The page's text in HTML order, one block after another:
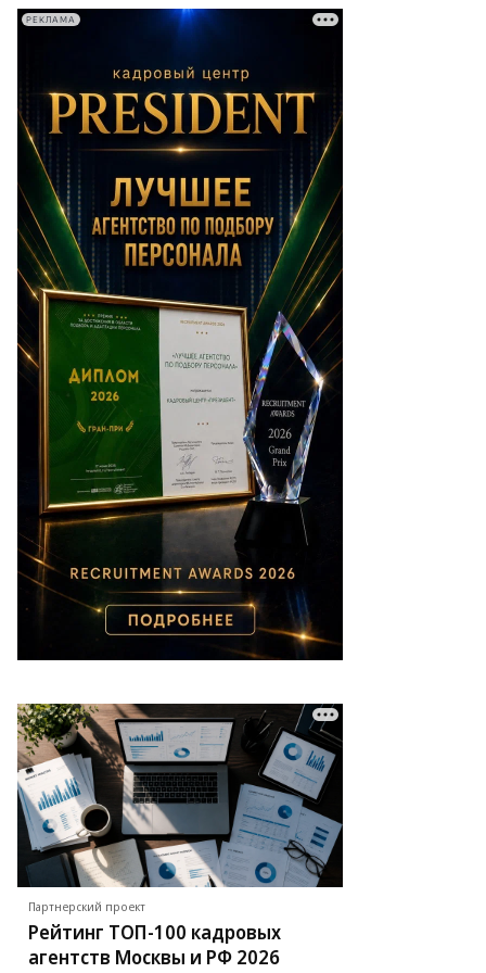
РЕКЛАМА
Партнерский проект
Рейтинг ТОП-100 кадровых
агентств Москвы и РФ 2026